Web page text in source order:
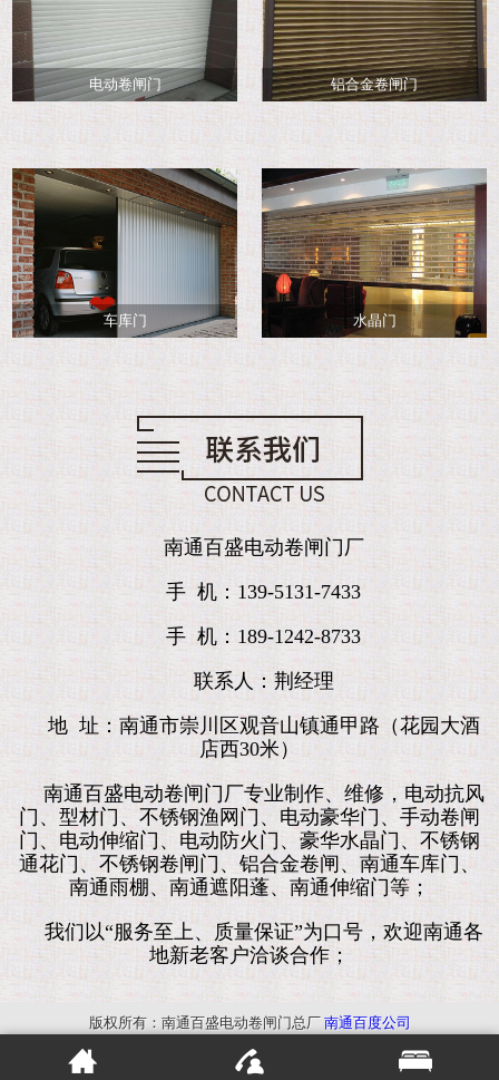
电动卷闸门 铝合金卷闸门
车库门 水晶门
南通百盛电动卷闸门厂
手 机：139-5131-7433
手 机：189-1242-8733
联系人：荆经理
地 址：南通市崇川区观音山镇通甲路（花园大酒
店西30米）
南通百盛电动卷闸门厂专业制作、维修，电动抗风
门、型材门、不锈钢渔网门、电动豪华门、手动卷闸
门、电动伸缩门、电动防火门、豪华水晶门、不锈钢
通花门、不锈钢卷闸门、铝合金卷闸、南通车库门、
南通雨棚、南通遮阳蓬、南通伸缩门等；
我们以“服务至上、质量保证”为口号，欢迎南通各
地新老客户洽谈合作；
版权所有：南通百盛电动卷闸门总厂 南通百度公司